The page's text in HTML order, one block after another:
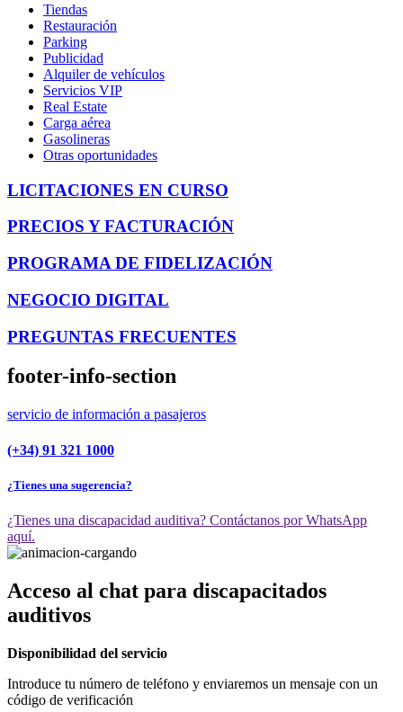
Tiendas
Restauración
Parking
Publicidad
Alquiler de vehículos
Servicios VIP
Real Estate
Carga aérea
Gasolineras
Otras oportunidades
LICITACIONES EN CURSO
PRECIOS Y FACTURACIÓN
PROGRAMA DE FIDELIZACIÓN
NEGOCIO DIGITAL
PREGUNTAS FRECUENTES
footer-info-section
servicio de información a pasajeros
(+34) 91 321 1000
¿Tienes una sugerencia?
¿Tienes una discapacidad auditiva? Contáctanos por WhatsApp
aquí.
Acceso al chat para discapacitados
auditivos
Disponibilidad del servicio
Introduce tu número de teléfono y enviaremos un mensaje con un
código de verificación